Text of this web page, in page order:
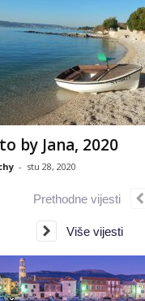
by Jana, 2020
- stu 28, 2020
Prethodne vijesti
Više vijesti